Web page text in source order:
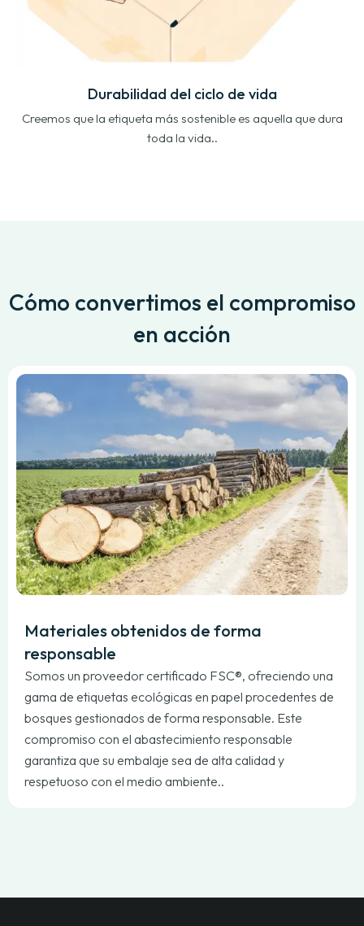
Durabilidad del ciclo de vida
Creemos que la etiqueta más sostenible es aquella que dura
toda la vida..
Cómo convertimos el compromiso
en acción
Materiales obtenidos de forma
responsable
Somos un proveedor certificado FSC®, ofreciendo una
gama de etiquetas ecológicas en papel procedentes de
bosques gestionados de forma responsable. Este
compromiso con el abastecimiento responsable
garantiza que su embalaje sea de alta calidad y
respetuoso con el medio ambiente..